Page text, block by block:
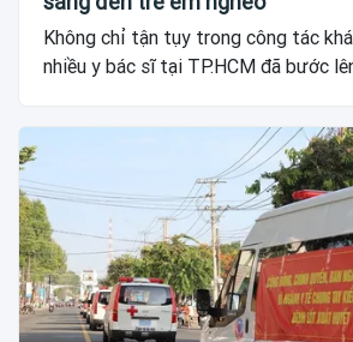
Không chỉ tận tụy trong công tác
nhiều y bác sĩ tại TP.HCM đã bước